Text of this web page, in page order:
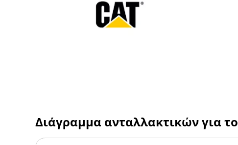
Διάγραμμα ανταλλακτικών για το